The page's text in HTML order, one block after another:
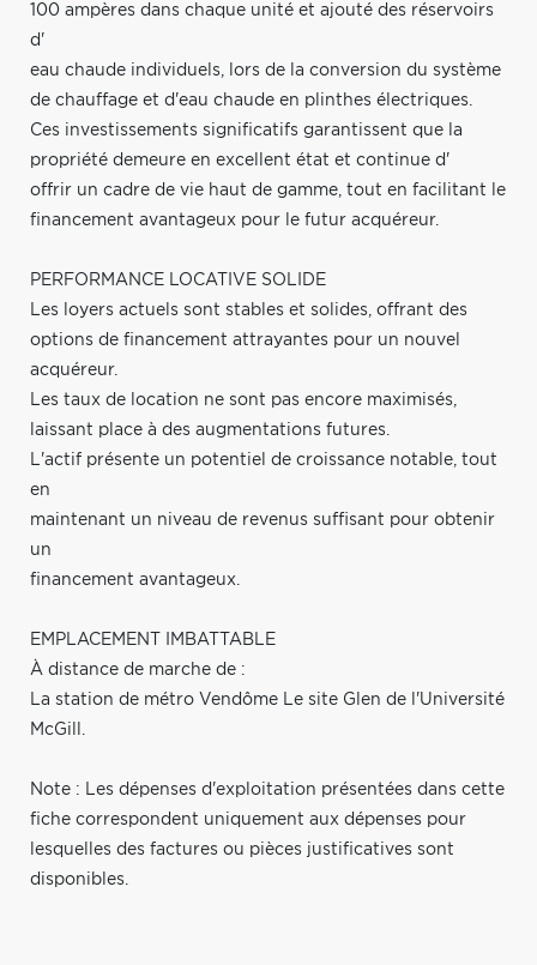
100 ampères dans chaque unité et ajouté des réservoirs
d'
eau chaude individuels, lors de la conversion du système
de chauffage et d'eau chaude en plinthes électriques.
Ces investissements significatifs garantissent que la
propriété demeure en excellent état et continue d'
offrir un cadre de vie haut de gamme, tout en facilitant le
financement avantageux pour le futur acquéreur.
PERFORMANCE LOCATIVE SOLIDE
Les loyers actuels sont stables et solides, offrant des
options de financement attrayantes pour un nouvel
acquéreur.
Les taux de location ne sont pas encore maximisés,
laissant place à des augmentations futures.
L'actif présente un potentiel de croissance notable, tout
en
maintenant un niveau de revenus suffisant pour obtenir
un
financement avantageux.
EMPLACEMENT IMBATTABLE
À distance de marche de :
La station de métro Vendôme Le site Glen de l'Université
McGill.
Note : Les dépenses d'exploitation présentées dans cette
fiche correspondent uniquement aux dépenses pour
lesquelles des factures ou pièces justificatives sont
disponibles.